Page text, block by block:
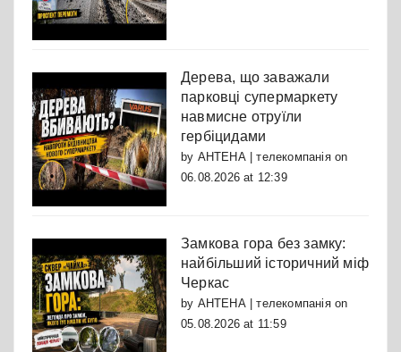
Дерева, що заважали
парковці супермаркету
навмисне отруїли
гербіцидами
by АНТЕНА | телекомпаніяon
06.08.2026 at 12:39
Замкова гора без замку:
найбільший історичний міф
Черкас
by АНТЕНА | телекомпаніяon
05.08.2026 at 11:59